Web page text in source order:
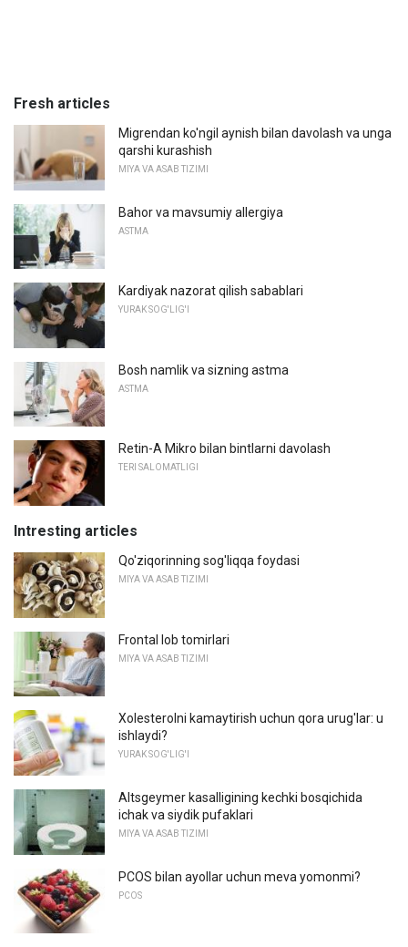
Fresh articles
Migrendan ko'ngil aynish bilan davolash va unga
qarshi kurashish
MIYA VA ASAB TIZIMI
Bahor va mavsumiy allergiya
ASTMA
Kardiyak nazorat qilish sabablari
YURAK SOG'LIG'I
Bosh namlik va sizning astma
ASTMA
Retin-A Mikro bilan bintlarni davolash
TERI SALOMATLIGI
Intresting articles
Qo'ziqorinning sog'liqqa foydasi
MIYA VA ASAB TIZIMI
Frontal lob tomirlari
MIYA VA ASAB TIZIMI
Xolesterolni kamaytirish uchun qora urug'lar: u
ishlaydi?
YURAK SOG'LIG'I
Altsgeymer kasalligining kechki bosqichida
ichak va siydik pufaklari
MIYA VA ASAB TIZIMI
PCOS bilan ayollar uchun meva yomonmi?
PCOS